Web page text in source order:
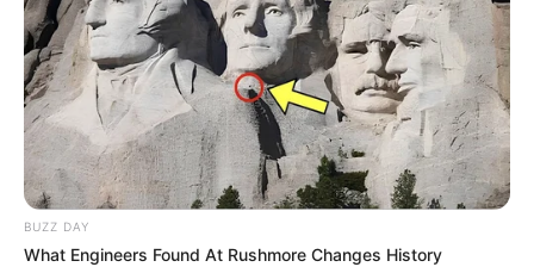
BUZZ DAY
What Engineers Found At Rushmore Changes History